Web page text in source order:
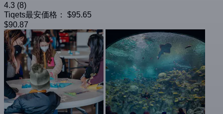
4.3 (8)
Tiqets最安価格：
$95.65
$90.87